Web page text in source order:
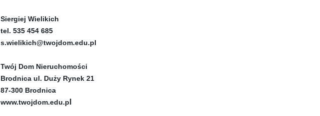
Siergiej Wielikich
tel. 535 454 685
s.wielikich@twojdom.edu.pl
Twój Dom Nieruchomości
Brodnica ul. Duży Rynek 21
87-300 Brodnica
www.twojdom.edu.p